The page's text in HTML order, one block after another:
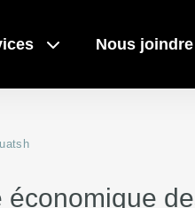
Nous joindre